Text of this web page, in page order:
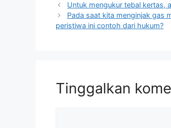
Untuk mengukur tebal kertas,
Pada saat kita menginjak gas
peristiwa ini contoh dari hukum?
Tinggalkan